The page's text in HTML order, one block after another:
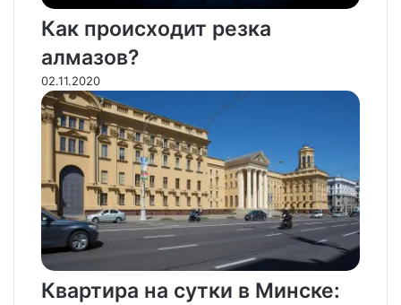
Как происходит резка
алмазов?
02.11.2020
Квартира на сутки в Минске: